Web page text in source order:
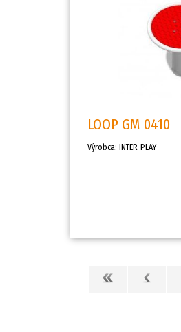
LOOP GM 0410
Výrobca: INTER-PLAY